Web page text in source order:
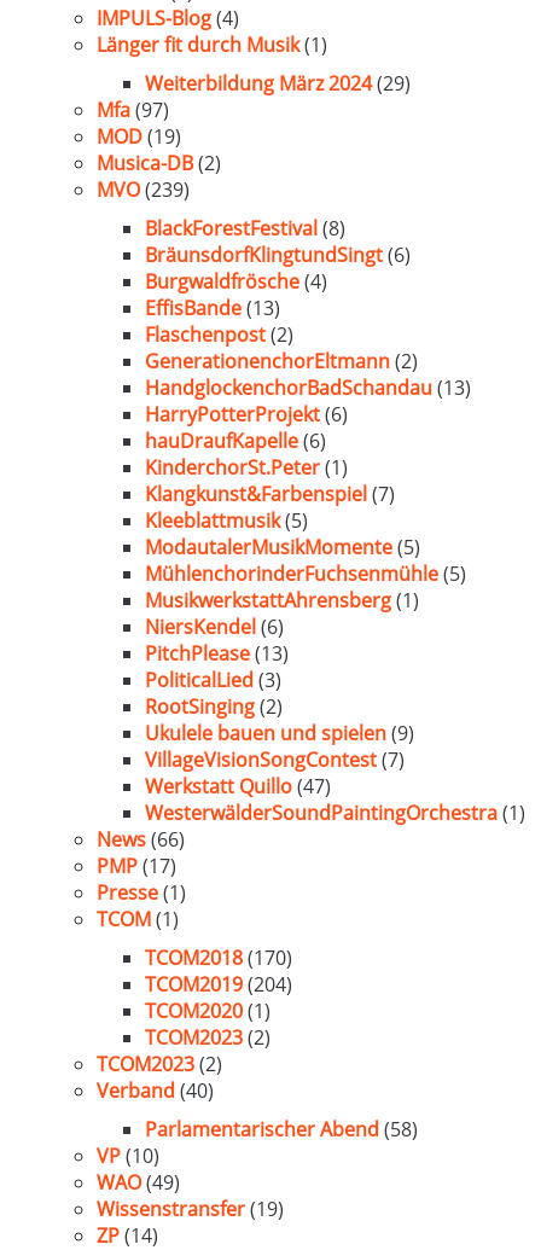
IMPULS-Blog(4)
Länger fit durch Musik(1)
Weiterbildung März 2024(29)
Mfa(97)
MOD(19)
Musica-DB(2)
MVO(239)
BlackForestFestival(8)
BräunsdorfKlingtundSingt(6)
Burgwaldfrösche(4)
EffisBande(13)
Flaschenpost(2)
GenerationenchorEltmann(2)
HandglockenchorBadSchandau(13)
HarryPotterProjekt(6)
hauDraufKapelle(6)
KinderchorSt.Peter(1)
Klangkunst&Farbenspiel(7)
Kleeblattmusik(5)
ModautalerMusikMomente(5)
MühlenchorinderFuchsenmühle(5)
MusikwerkstattAhrensberg(1)
NiersKendel(6)
PitchPlease(13)
PoliticalLied (3)
RootSinging(2)
Ukulele bauen und spielen(9)
VillageVisionSongContest(7)
Werkstatt Quillo(47)
WesterwälderSoundPaintingOrchestra(1)
News(66)
PMP(17)
Presse(1)
TCOM(1)
TCOM2018(170)
TCOM2019(204)
TCOM2020(1)
TCOM2023(2)
TCOM2023(2)
Verband (40)
Parlamentarischer Abend (58)
VP(10)
WAO(49)
Wissenstransfer(19)
ZP(14)